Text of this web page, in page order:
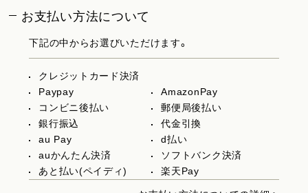
お支払い方法について
下記の中からお選びいただけます。
クレジットカード決済
Paypay
AmazonPay
コンビニ後払い
郵便局後払い
銀行振込
代金引換
au Pay
d払い
auかんたん決済
ソフトバンク決済
あと払い(ペイディ)
楽天Pay